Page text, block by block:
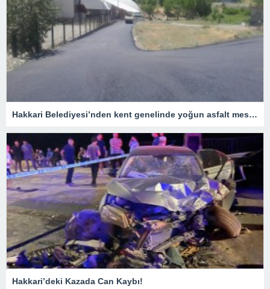
Hakkari Belediyesi’nden kent genelinde yoğun asfalt mesaisi
Hakkari’deki Kazada Can Kaybı!